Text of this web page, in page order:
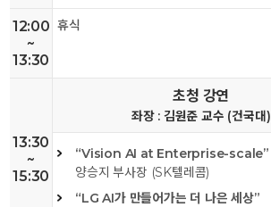
12:00
~
13:30
휴식
13:30
~
15:30
초청 강연
좌장 : 김원준 교수 (건국대)
“Vision AI at Enterprise-scale”
양승지 부사장 (SK텔레콤)
“LG AI가 만들어가는 더 나은 세상”